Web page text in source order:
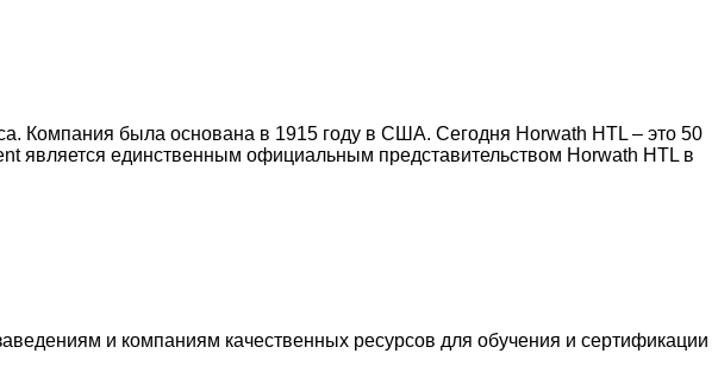
Компания была основана в 1915 году в США. Сегодня Horwath HTL – это 50
единственным официальным представительством Horwath HTL в
и компаниям качественных ресурсов для обучения и сертификации